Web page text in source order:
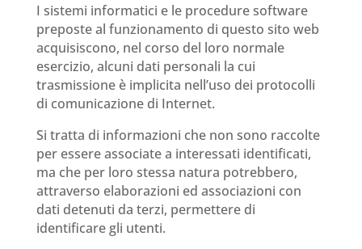
I sistemi informatici e le procedure software
preposte al funzionamento di questo sito web
acquisiscono, nel corso del loro normale
esercizio, alcuni dati personali la cui
trasmissione è implicita nell’uso dei protocolli
di comunicazione di Internet.
Si tratta di informazioni che non sono raccolte
per essere associate a interessati identificati,
ma che per loro stessa natura potrebbero,
attraverso elaborazioni ed associazioni con
dati detenuti da terzi, permettere di
identificare gli utenti.